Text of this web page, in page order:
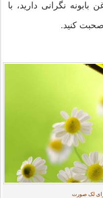
نگرانی دارید، با
کنید.
لک صورت